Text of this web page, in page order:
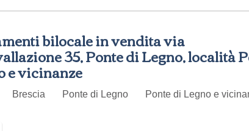
bilocale in vendita via
35, Ponte di Legno, località
e vicinanze
Brescia Ponte di Legno
Ponte di Legno e